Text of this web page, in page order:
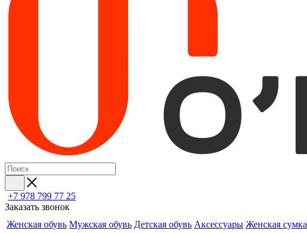
+7 978 799 77 25
Заказать звонок
Женская обувь Мужская обувь Детская обувь Аксессуары Женская сумка